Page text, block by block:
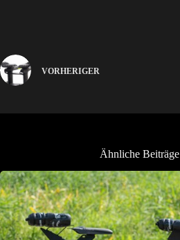
VORHERIGER
Ähnliche Beiträge